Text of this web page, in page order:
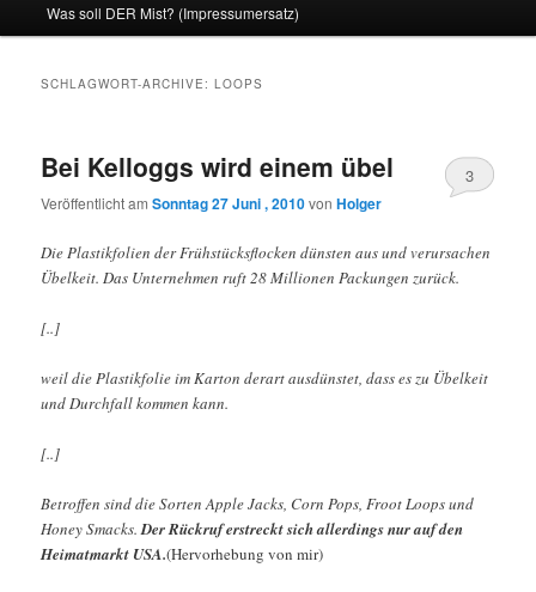
Inhalt
sekundären
Was soll DER Mist? (Impressumersatz)
SCHLAGWORT-ARCHIVE:LOOPS
Bei Kelloggs wird einem übel
Veröffentlicht amSonntag 27 Juni , 2010vonHolger
3
Die Plastikfolien der Frühstücksflocken dünsten aus und verursachen
Übelkeit. Das Unternehmen ruft 28 Millionen Packungen zurück.
[..]
weil die Plastikfolie im Karton derart ausdünstet, dass es zu Übelkeit
und Durchfall kommen kann.
[..]
Betroffen sind die Sorten Apple Jacks, Corn Pops, Froot Loops und
Honey Smacks.Der Rückruf erstreckt sich allerdings nur auf den
Heimatmarkt USA.(Hervorhebung von mir)